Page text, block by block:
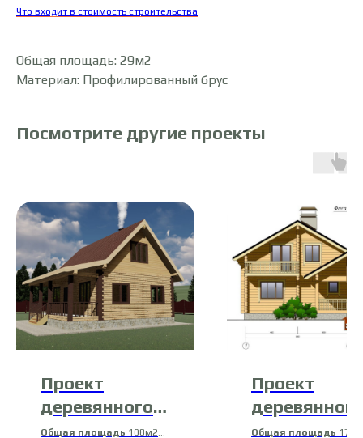
Что входит в стоимость строительства
Общая площадь: 29м2
Материал: Профилированный брус
Посмотрите другие проекты
Проект
деревянного
дома 21-ДБ-2
Общая площадь 108м2
Проект
деревянного
дома Д-7
Общая площадь